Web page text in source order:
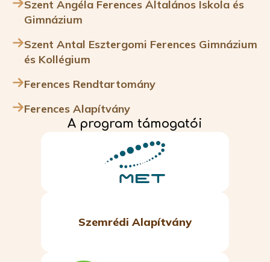
Szent Angéla Ferences Általános Iskola és
Gimnázium
Szent Antal Esztergomi Ferences Gimnázium
és Kollégium
Ferences Rendtartomány
Ferences Alapítvány
A program támogatói
Szemrédi Alapítvány